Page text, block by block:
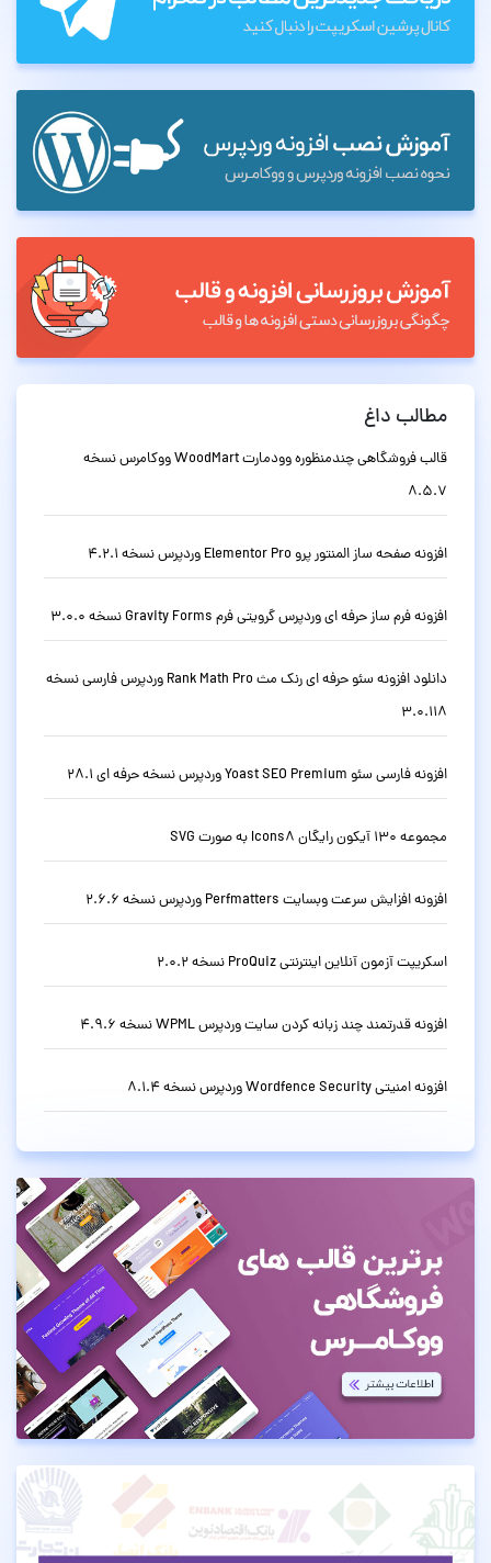
مطالب داغ
قالب فروشگاهی چندمنظوره وودمارت WoodMart ووکامرس نسخه
8.5.7
افزونه صفحه ساز المنتور پرو Elementor Pro وردپرس نسخه 4.2.1
افزونه فرم ساز حرفه ای وردپرس گرویتی فرم Gravity Forms نسخه 3.0.0
دانلود افزونه سئو حرفه ای رنک مث Rank Math Pro وردپرس فارسی نسخه
3.0.118
افزونه فارسی سئو Yoast SEO Premium وردپرس نسخه حرفه ای 28.1
مجموعه 130 آیکون رایگان Icons8 به صورت SVG
افزونه افزایش سرعت وبسایت Perfmatters وردپرس نسخه 2.6.6
اسکریپت آزمون آنلاین اینترنتی ProQuiz نسخه 2.0.2
افزونه قدرتمند چند زبانه کردن سایت وردپرس WPML نسخه 4.9.6
افزونه امنیتی Wordfence Security وردپرس نسخه 8.1.4